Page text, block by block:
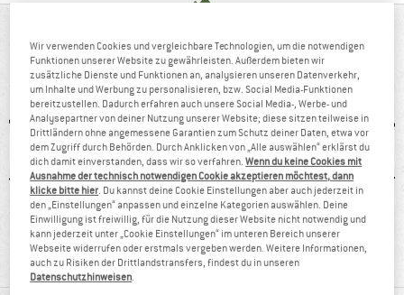
Stabiler Trekkingschuh mit Gore-Tex
GORE-TEX wasserdicht
Wir verwenden Cookies und vergleichbare Technologien, um die notwendigen
Funktionen unserer Website zu gewährleisten. Außerdem bieten wir
zusätzliche Dienste und Funktionen an, analysieren unseren Datenverkehr,
um Inhalte und Werbung zu personalisieren, bzw. Social Media-Funktionen
bereitzustellen. Dadurch erfahren auch unsere Social Media-, Werbe- und
Analysepartner von deiner Nutzung unserer Website; diese sitzen teilweise in
Drittländern ohne angemessene Garantien zum Schutz deiner Daten, etwa vor
dem Zugriff durch Behörden. Durch Anklicken von „Alle auswählen“ erklärst du
dich damit einverstanden, dass wir so verfahren.Wenn du keine Cookies mit
Ausnahme der technisch notwendigen Cookie akzeptieren möchtest, dann
klicke bitte hier. Du kannst deine Cookie Einstellungen aber auch jederzeit in
den „Einstellungen“ anpassen und einzelne Kategorien auswählen. Deine
Einwilligung ist freiwillig, für die Nutzung dieser Website nicht notwendig und
kann jederzeit unter „Cookie Einstellungen“ im unteren Bereich unserer
Webseite widerrufen oder erstmals vergeben werden. Weitere Informationen,
auch zu Risiken der Drittlandstransfers, findest du in unseren
Datenschutzhinweisen.